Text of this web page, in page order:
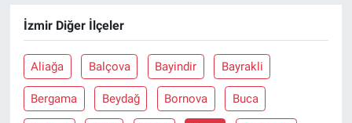
İzmir Diğer İlçeler
Aliağa Balçova Bayindir Bayrakli
Bergama Beydağ Bornova Buca